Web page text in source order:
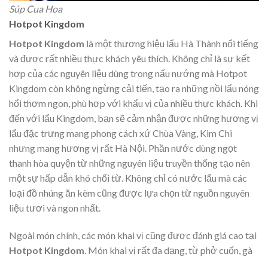
Súp Cua Hoa
Hotpot Kingdom
Hotpot Kingdom là một thương hiệu lẩu Hà Thành nổi tiếng
và được rất nhiều thực khách yêu thích. Không chỉ là sự kết
hợp của các nguyên liệu dùng trong nấu nướng mà Hotpot
Kingdom còn không ngừng cải tiến, tạo ra những nồi lẩu nóng
hổi thơm ngon, phù hợp với khẩu vị của nhiều thực khách. Khi
đến với lẩu Kingdom, bạn sẽ cảm nhận được những hương vị
lẩu đặc trưng mang phong cách xứ Chùa Vàng, Kim Chi
nhưng mang hương vị rất Hà Nội. Phần nước dùng ngọt
thanh hòa quyện từ những nguyên liệu truyền thống tạo nên
một sự hấp dẫn khó chối từ. Không chỉ có nước lẩu mà các
loại đồ nhúng ăn kèm cũng được lựa chọn từ nguồn nguyên
liệu tươi và ngon nhất.
Ngoài món chính, các món khai vị cũng được đánh giá cao tại
Hotpot Kingdom. Món khai vị rất đa dạng, từ phở cuốn, gà